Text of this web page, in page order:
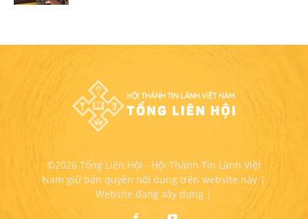
©2026 Tổng Liên Hội - Hội Thánh Tin Lành Việt
Nam giữ bản quyền nội dung trên website này |
Website đang xây dựng |